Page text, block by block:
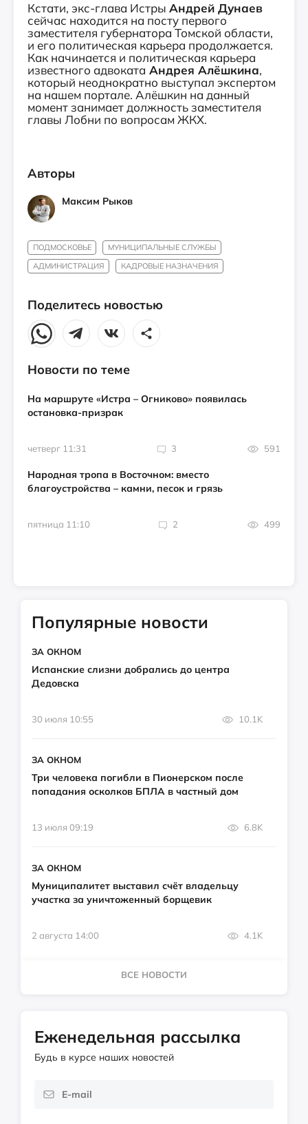
Кстати, экс-глава Истры Андрей Дунаев
сейчас находится на посту первого
заместителя губернатора Томской области,
и его политическая карьера продолжается.
Как начинается и политическая карьера
известного адвоката Андрея Алёшкина,
который неоднократно выступал экспертом
на нашем портале. Алёшкин на данный
момент занимает должность заместителя
главы Лобни по вопросам ЖКХ.
Авторы
Максим Рыков
ПОДМОСКОВЬЕ
МУНИЦИПАЛЬНЫЕ СЛУЖБЫ
АДМИНИСТРАЦИЯ
КАДРОВЫЕ НАЗНАЧЕНИЯ
Поделитесь новостью
Новости по теме
На маршруте «Истра – Огниково» появилась
остановка-призрак
четверг 11:31 3 591
Народная тропа в Восточном: вместо
благоустройства – камни, песок и грязь
пятница 11:10 2 499
Популярные новости
ЗА ОКНОМ
Испанские слизни добрались до центра
Дедовска
30 июля 10:55 10.1K
ЗА ОКНОМ
Три человека погибли в Пионерском после
попадания осколков БПЛА в частный дом
13 июля 09:19 6.8K
ЗА ОКНОМ
Муниципалитет выставил счёт владельцу
участка за уничтоженный борщевик
2 августа 14:00 4.1K
ВСЕ НОВОСТИ
Еженедельная рассылка
Будь в курсе наших новостей